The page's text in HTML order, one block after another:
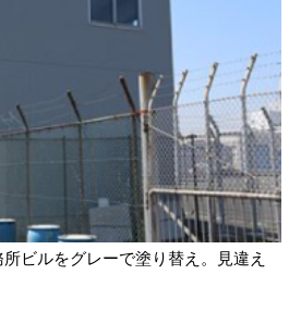
ビルをグレーで塗り替え。見違え